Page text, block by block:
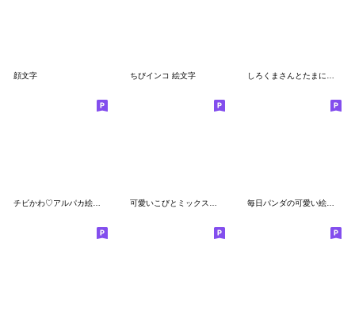
顔文字 ちびインコ 絵文字
毎日パンダの可愛い絵文字